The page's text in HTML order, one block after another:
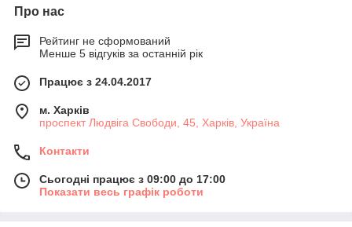
Про нас
Рейтинг не сформований
Менше 5 відгуків за останній рік
Працює з 24.04.2017
м. Харків
проспект Людвіга Свободи, 45, Харків, Україна
Контакти
Сьогодні працює з 09:00 до 17:00
Показати весь графік роботи